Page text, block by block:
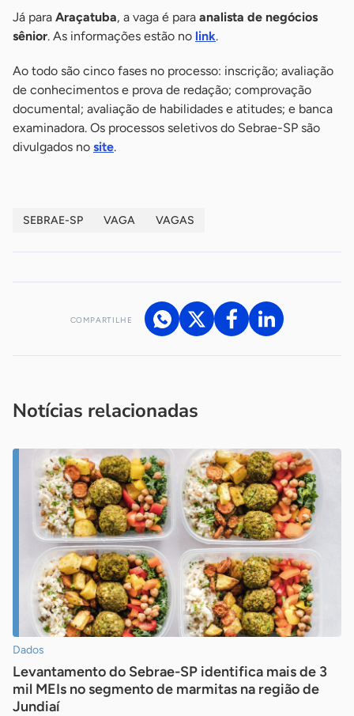
Já para Araçatuba, a vaga é para analista de negócios
sênior. As informações estão no link.
Ao todo são cinco fases no processo: inscrição; avaliação
de conhecimentos e prova de redação; comprovação
documental; avaliação de habilidades e atitudes; e banca
examinadora. Os processos seletivos do Sebrae-SP são
divulgados no site.
SEBRAE-SP VAGA VAGAS
COMPARTILHE
Notícias relacionadas
Dados
Levantamento do Sebrae-SP identifica mais de 3
mil MEIs no segmento de marmitas na região de
Jundiaí